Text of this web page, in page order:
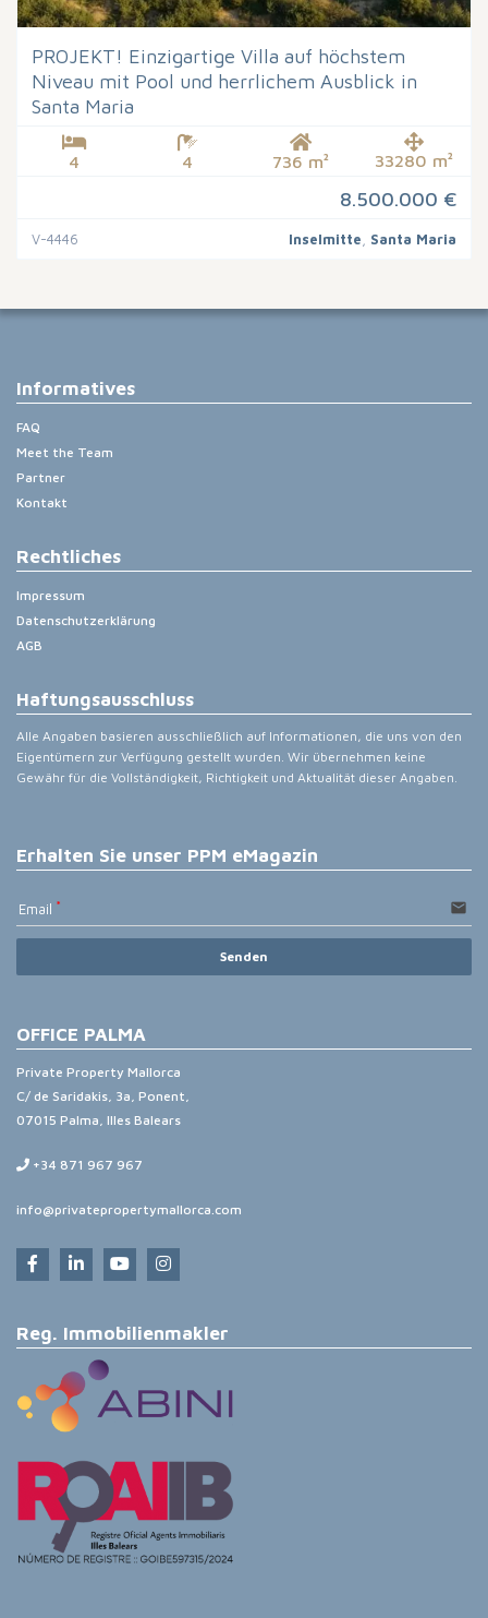
PROJEKT! Einzigartige Villa auf höchstem
Niveau mit Pool und herrlichem Ausblick in
Santa Maria
4 4 736 m² 33280 m²
8.500.000 €
V-4446 Inselmitte Santa Maria
Informatives
FAQ
Meet the Team
Partner
Kontakt
Rechtliches
Impressum
Datenschutzerklärung
AGB
Haftungsausschluss
Alle Angaben basieren ausschließlich auf Informationen, die uns von den
Eigentümern zur Verfügung gestellt wurden. Wir übernehmen keine
Gewähr für die Vollständigkeit, Richtigkeit und Aktualität dieser Angaben.
Erhalten Sie unser PPM eMagazin
Email email
Senden
OFFICE PALMA
Private Property Mallorca
C/ de Saridakis, 3a, Ponent,
07015 Palma, Illes Balears
+34 871 967 967
info@privatepropertymallorca.com
Reg. Immobilienmakler